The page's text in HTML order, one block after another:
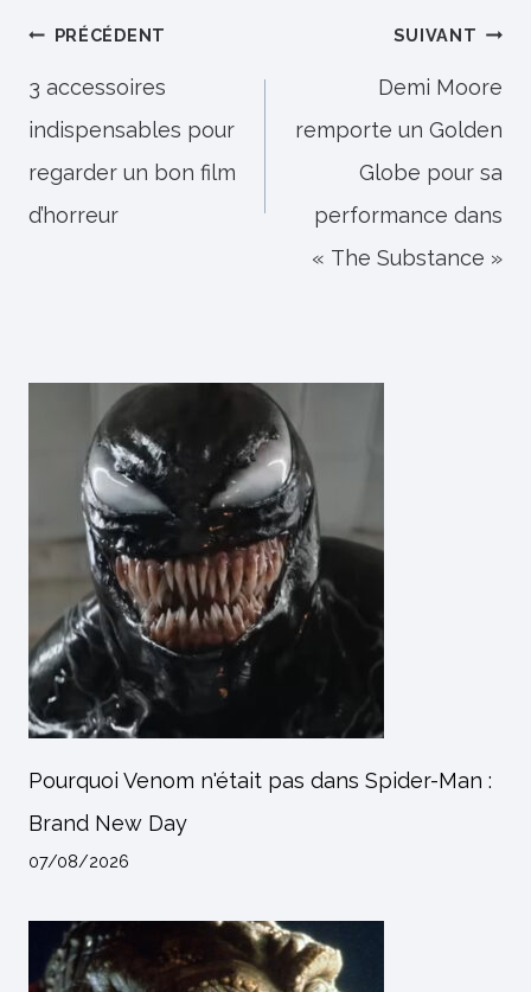
Navigation
de
l’article
PRÉCÉDENT
3 accessoires
indispensables pour
regarder un bon film
d’horreur
SUIVANT
Demi Moore
remporte un Golden
Globe pour sa
performance dans
« The Substance »
Pourquoi Venom n'était pas dans Spider-Man :
Brand New Day
07/08/2026